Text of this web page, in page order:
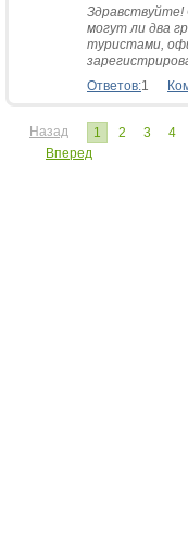
могут ли два
туристами,
Ответов:1
Назад 1 2 3 4
Вперед